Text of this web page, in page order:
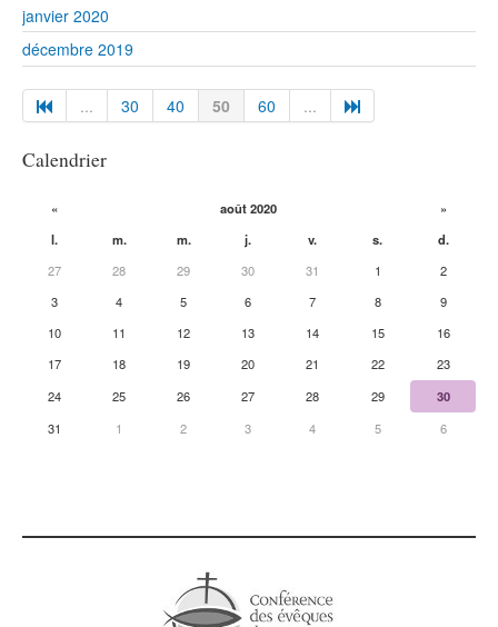
janvier 2020
décembre 2019
... 30 40 50 60 ...
Calendrier
« août 2020
»
l.
m. m. j. v. s.
d.
27
28 29 30 31 1
2
3
4 5 6 7 8
9
10
11 12 13 14 15
16
17
18 19 20 21 22
23
24
25 26 27 28 29
30
31
1 2 3 4 5 6